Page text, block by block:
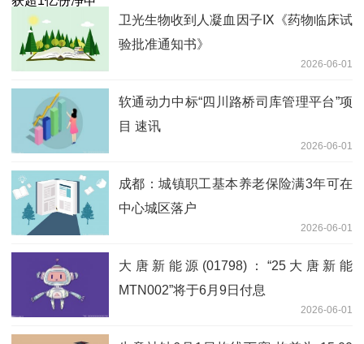
卫光生物收到人凝血因子Ⅸ《药物临床试
验批准通知书》
2026-06-01
软通动力中标“四川路桥司库管理平台”项
目 速讯
2026-06-01
成都：城镇职工基本养老保险满3年可在
中心城区落户
2026-06-01
大唐新能源(01798)：“25大唐新能
MTN002”将于6月9日付息
2026-06-01